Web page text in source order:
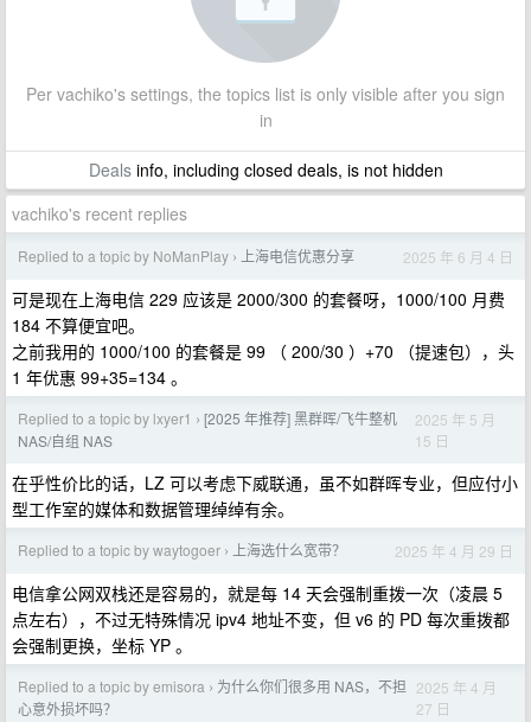
Per vachiko's settings, the topics list is only visible after you sign
in
Dealsinfo, including closed deals, is not hidden
vachiko's recent replies
Replied to a topic by NoManPlay › 上海电信优惠分享 2025 年 6 月 4 日
可是现在上海电信 229 应该是 2000/300 的套餐呀，1000/100 月费
184 不算便宜吧。
之前我用的 1000/100 的套餐是 99 （ 200/30 ）+70 （提速包），头
1 年优惠 99+35=134 。
Replied to a topic by lxyer1 › [2025 年推荐] 黑群晖/飞牛整机
NAS/自组 NAS
2025 年 5 月
15 日
在乎性价比的话，LZ 可以考虑下威联通，虽不如群晖专业，但应付小
型工作室的媒体和数据管理绰绰有余。
Replied to a topic by waytogoer › 上海选什么宽带？ 2025 年 4 月 29 日
电信拿公网双栈还是容易的，就是每 14 天会强制重拨一次（凌晨 5
点左右），不过无特殊情况 ipv4 地址不变，但 v6 的 PD 每次重拨都
会强制更换，坐标 YP 。
Replied to a topic by emisora › 为什么你们很多用 NAS，不担
心意外损坏吗？
2025 年 4 月
27 日